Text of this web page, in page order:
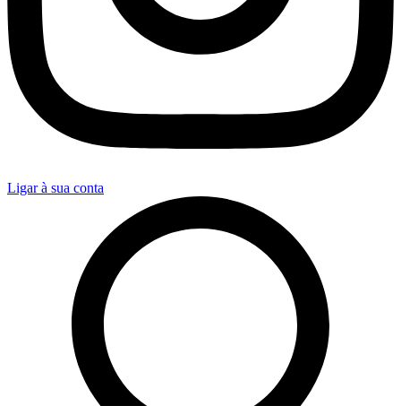
Ligar à sua conta